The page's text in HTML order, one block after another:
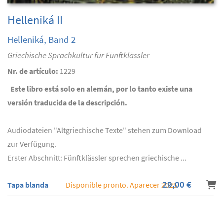
Helleniká II
Helleniká, Band 2
Griechische Sprachkultur für Fünftklässler
Nr. de artículo: 1229
Este libro está solo en alemán, por lo tanto existe una
versión traducida de la descripción.
Audiodateien "Altgriechische Texte" stehen zum Download
zur Verfügung.
Erster Abschnitt: Fünftklässler sprechen griechische ...
Tapa blanda Disponible pronto. Aparecer 202529,00 €